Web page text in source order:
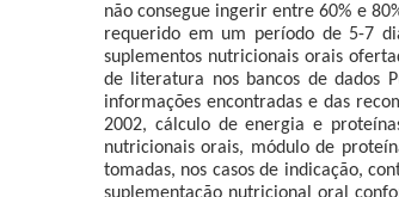
não consegue ingerir entre 60% e
requerido em um período de 5-7
suplementos nutricionais orais
de literatura nos bancos de dados
informações encontradas e das
2002, cálculo de energia e
nutricionais orais, módulo de
tomadas, nos casos de indicação,
suplementação nutricional oral